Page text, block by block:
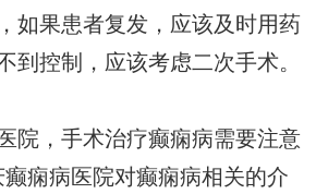
如果患者复发，应该及时用药
到控制，应该考虑二次手术。
院，手术治疗癫痫病需要注意
痫病医院对癫痫病相关的介